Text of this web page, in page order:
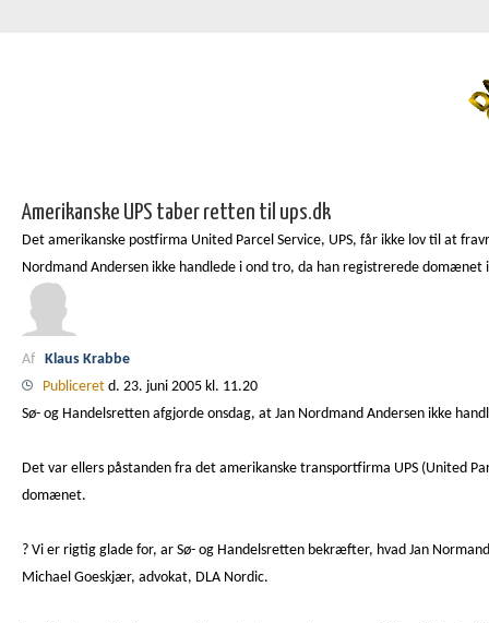
Amerikanske UPS taber retten til ups.dk
Det amerikanske postfirma United Parcel Service, UPS, får ikke lov til at
Nordmand Andersen ikke handlede i ond tro, da han registrerede
Af Klaus Krabbe
Publiceret d. 23. juni 2005 kl. 11.20
Sø- og Handelsretten afgjorde onsdag, at Jan Nordmand Andersen ikke
Det var ellers påstanden fra det amerikanske transportfirma UPS (United
domænet.
? Vi er rigtig glade for, ar Sø- og Handelsretten bekræfter, hvad Jan
Michael Goeskjær, advokat, DLA Nordic.